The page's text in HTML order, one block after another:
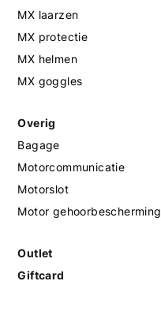
MX laarzen
MX protectie
MX helmen
MX goggles
Overig
Bagage
Motorcommunicatie
Motorslot
Motor gehoorbescherming
Outlet
Giftcard